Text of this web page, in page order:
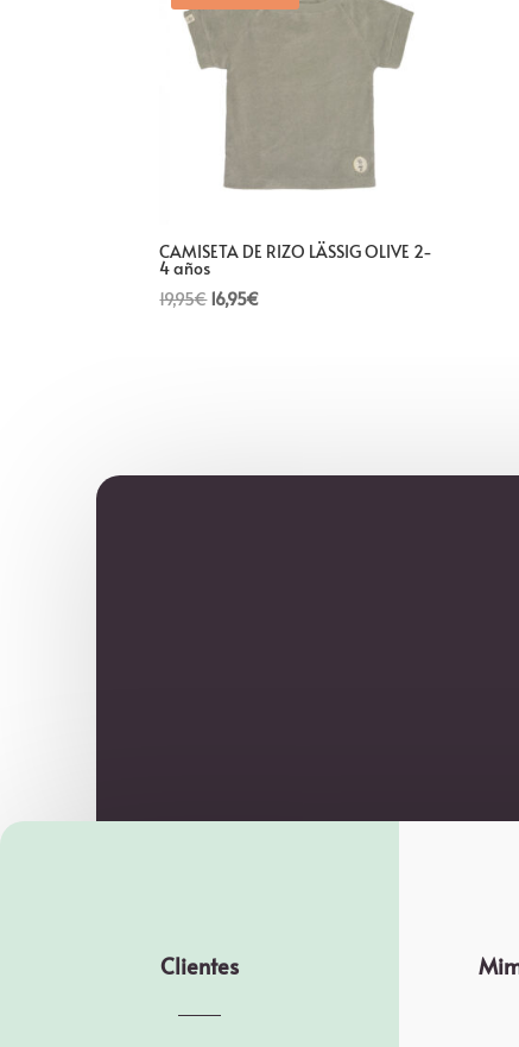
CAMISETA DE RIZO LÄSSIG OLIVE 2-
4 años
19,95€El
16,95€El
Clientes